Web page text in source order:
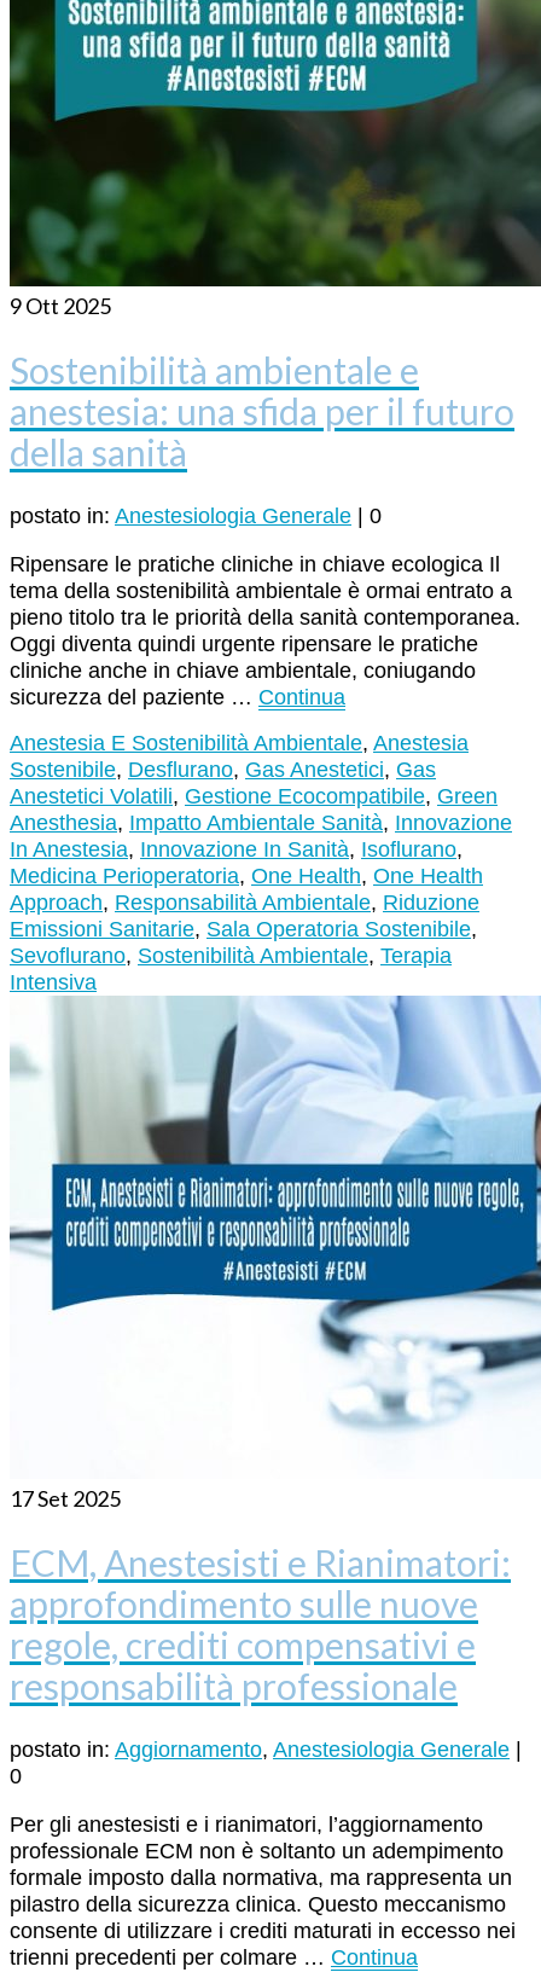
9Ott 2025
Sostenibilità ambientale e
anestesia: una sfida per il futuro
della sanità
postato in: Anestesiologia Generale | 0
Ripensare le pratiche cliniche in chiave ecologica Il
tema della sostenibilità ambientale è ormai entrato a
pieno titolo tra le priorità della sanità contemporanea.
Oggi diventa quindi urgente ripensare le pratiche
cliniche anche in chiave ambientale, coniugando
sicurezza del paziente … Continua
Anestesia E Sostenibilità Ambientale, Anestesia
Sostenibile, Desflurano, Gas Anestetici, Gas
Anestetici Volatili, Gestione Ecocompatibile, Green
Anesthesia, Impatto Ambientale Sanità, Innovazione
In Anestesia, Innovazione In Sanità, Isoflurano,
Medicina Perioperatoria, One Health, One Health
Approach, Responsabilità Ambientale, Riduzione
Emissioni Sanitarie, Sala Operatoria Sostenibile,
Sevoflurano, Sostenibilità Ambientale, Terapia
Intensiva
17Set 2025
ECM, Anestesisti e Rianimatori:
approfondimento sulle nuove
regole, crediti compensativi e
responsabilità professionale
postato in: Aggiornamento, Anestesiologia Generale |
0
Per gli anestesisti e i rianimatori, l’aggiornamento
professionale ECM non è soltanto un adempimento
formale imposto dalla normativa, ma rappresenta un
pilastro della sicurezza clinica. Questo meccanismo
consente di utilizzare i crediti maturati in eccesso nei
trienni precedenti per colmare … Continua